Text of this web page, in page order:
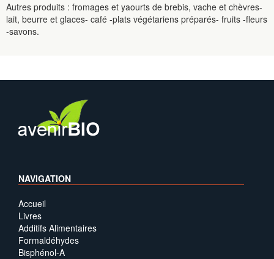
Autres produits : fromages et yaourts de brebis, vache et chèvres-
lait, beurre et glaces- café -plats végétariens préparés- fruits -fleurs
-savons.
NAVIGATION
Accueil
Livres
Additifs Alimentaires
Formaldéhydes
Bisphénol-A